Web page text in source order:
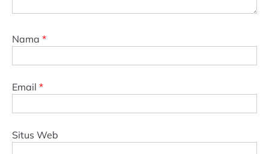
Nama *
Email *
Situs Web